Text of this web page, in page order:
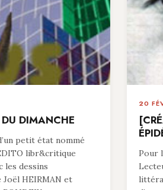
DIMANCHE
petit état nommé
libr&critique
les dessins
HEIRMAN et
20
Pour